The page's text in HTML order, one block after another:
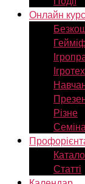
Онлайн
Різне
Статті